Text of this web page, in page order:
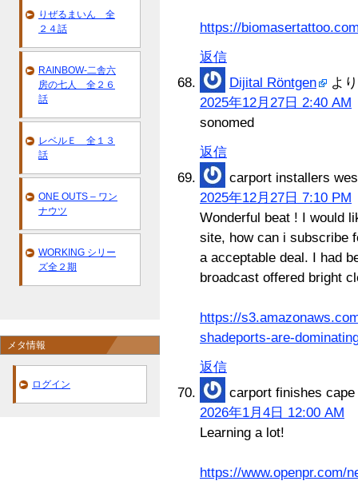
https://
返信
Dijital Röntgen
よ
2025年12月27日 2:40 AM
sonomed
返信
carport installers
2025年12月27日 7:10 PM
Wonderful beat ! I would
site, how can i subscribe
a acceptable deal. I had
broadcast offered bright
https://
shadeports-are-
返信
carport finishes cape
2026年1月4日 12:00 AM
Learning a lot!
https://www.openpr.com/
りぜるまいん 全
２４話
RAINBOW-二舎六
房の七人 全２６
話
レベルＥ 全１３
話
ONE OUTS – ワン
ナウツ
WORKING シリー
ズ全２期
メタ情報
ログイン